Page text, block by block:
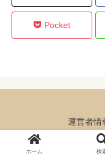
Pocket
運営者情
©
ホーム 検